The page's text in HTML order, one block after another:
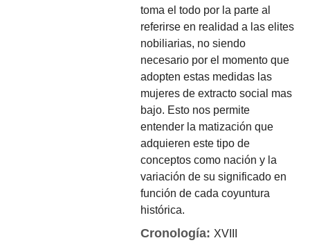
toma el todo por la parte al
referirse en realidad a las elites
nobiliarias, no siendo
necesario por el momento que
adopten estas medidas las
mujeres de extracto social mas
bajo. Esto nos permite
entender la matización que
adquieren este tipo de
conceptos como nación y la
variación de su significado en
función de cada coyuntura
histórica.
Cronología:XVIII